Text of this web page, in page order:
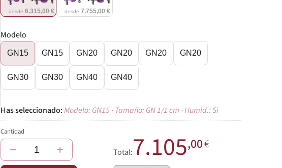
desde6.315,00 € desde 7.755,00 €
Modelo
GN15 GN15 GN20 GN20 GN20 GN20
GN30 GN30 GN40 GN40
Modelo: GN15 · Tamaño: GN 1/1 cm · Humid.: Si
Cantidad
− + Total:7.105,00€